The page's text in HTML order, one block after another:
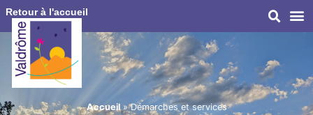
Retour à l'accueil
Accueil»Démarches et services